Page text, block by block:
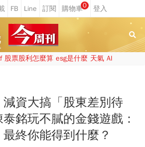
0
股票股利怎麼算 esg是什麼 天氣 AI
減資大搞「股東差別待
銘玩不膩的金錢遊戲：
終你能得到什麼？